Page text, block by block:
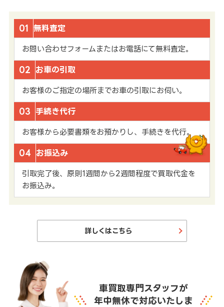
01 無料査定
お問い合わせフォームまたはお電話にて無料査定。
02 お車の引取
お客様のご指定の場所までお車の引取にお伺い。
03 手続き代行
お客様から必要書類をお預かりし、手続きを代行。
04 お振込み
引取完了後、原則1週間から2週間程度で買取代金を
お振込み。
詳しくはこちら
車買取専門スタッフが
年中無休で対応いたしま